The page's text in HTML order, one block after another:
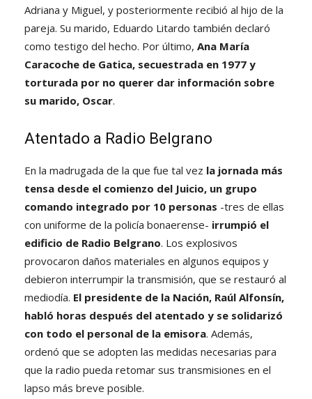
Adriana y Miguel, y posteriormente recibió al hijo de la
pareja. Su marido, Eduardo Litardo también declaró
como testigo del hecho. Por último, Ana María
Caracoche de Gatica, secuestrada en 1977 y
torturada por no querer dar información sobre
su marido, Oscar.
Atentado a Radio Belgrano
En la madrugada de la que fue tal vez la jornada más
tensa desde el comienzo del Juicio, un grupo
comando integrado por 10 personas -tres de ellas
con uniforme de la policía bonaerense- irrumpió el
edificio de Radio Belgrano. Los explosivos
provocaron daños materiales en algunos equipos y
debieron interrumpir la transmisión, que se restauró al
mediodía. El presidente de la Nación, Raúl Alfonsín,
habló horas después del atentado y se solidarizó
con todo el personal de la emisora. Además,
ordenó que se adopten las medidas necesarias para
que la radio pueda retomar sus transmisiones en el
lapso más breve posible.